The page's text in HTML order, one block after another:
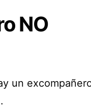
NO
un